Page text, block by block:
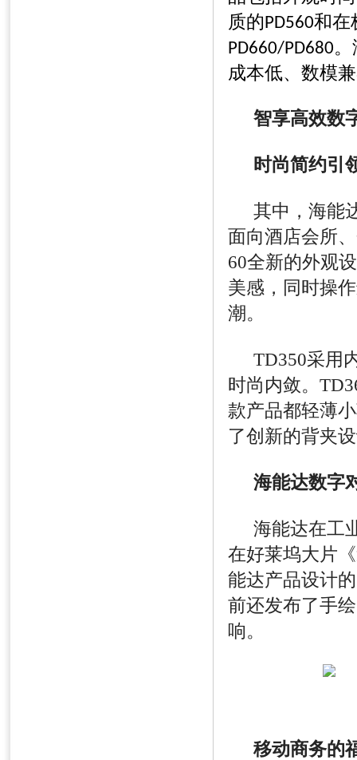
质的PD560和在
PD660/PD680
成本低、数模
智享高效数
时尚简约引
其中，海能
面向酒店会所
60全新的外观
美感，同时操
潮。
TD350采用
时尚内敛。
款产品都轻薄
了创新的背夹
海能达数字
海能达在工
在好莱坞大片
能达产品设计
前还发布了手
响。
移动商务的